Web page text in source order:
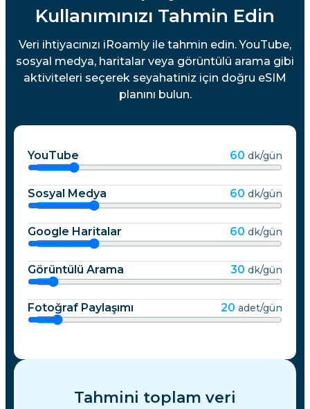
Kullanımınızı Tahmin Edin
Veri ihtiyacınızı iRoamly ile tahmin edin. YouTube,
sosyal medya, haritalar veya görüntülü arama gibi
aktiviteleri seçerek seyahatiniz için doğru eSIM
planını bulun.
YouTube 60 dk/gün
Sosyal Medya 60 dk/gün
Google Haritalar 60 dk/gün
Görüntülü Arama 30 dk/gün
Fotoğraf Paylaşımı 20 adet/gün
Tahmini toplam veri